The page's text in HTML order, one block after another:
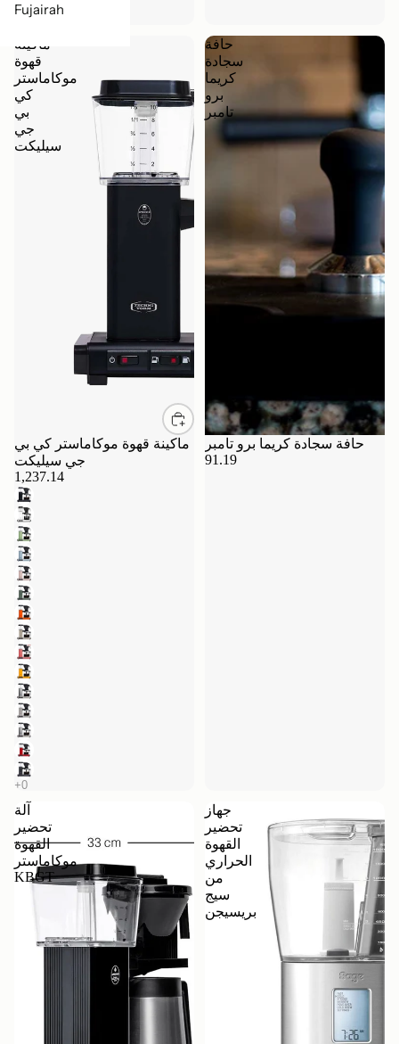
Fujairah
ماكينة
قهوة
موكاماستر
كي
بي
جي
سيليكت
ماكينة قهوة موكاماستر كي بي
جي سيليكت
1,237.14
حافة
سجادة
كريما
برو
تامبر
حافة سجادة كريما برو تامبر
91.19
آلة
تحضير
القهوة
موكاماستر
KBGT
جهاز
تحضير
القهوة
الحراري
من
سيج
بريسيجن